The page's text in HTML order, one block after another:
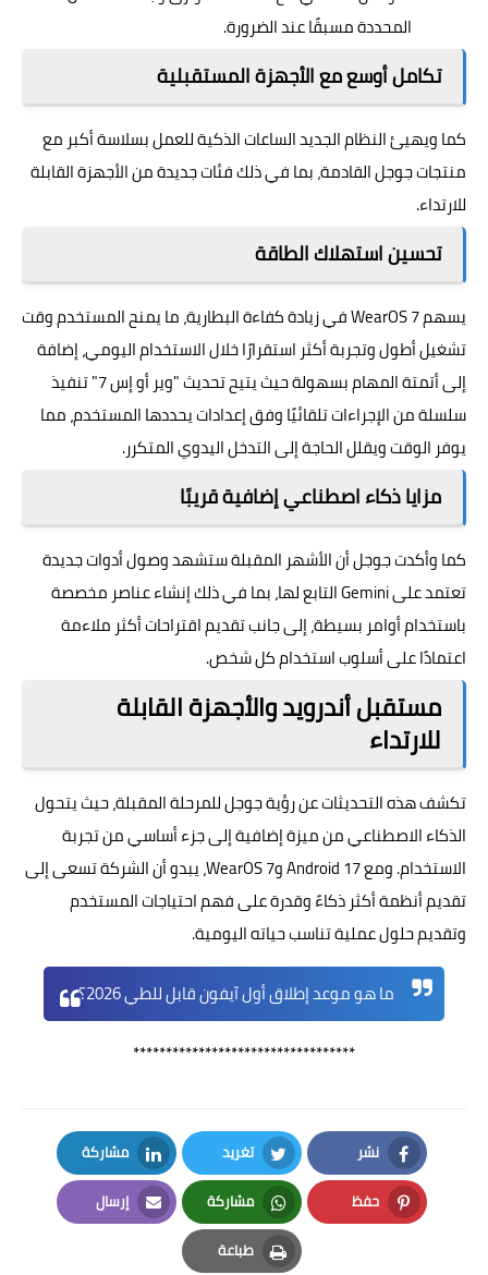
المحددة مسبقًا عند الضرورة.
تكامل أوسع مع الأجهزة المستقبلية
كما ويهيئ النظام الجديد الساعات الذكية للعمل بسلاسة أكبر مع
منتجات جوجل القادمة، بما في ذلك فئات جديدة من الأجهزة القابلة
للارتداء.
تحسين استهلاك الطاقة
يسهم WearOS 7 في زيادة كفاءة البطارية، ما يمنح المستخدم وقت
تشغيل أطول وتجربة أكثر استقرارًا خلال الاستخدام اليومي، إضافة
إلى أتمتة المهام بسهولة حيث يتيح تحديث "وير أو إس 7" تنفيذ
سلسلة من الإجراءات تلقائيًا وفق إعدادات يحددها المستخدم، مما
يوفر الوقت ويقلل الحاجة إلى التدخل اليدوي المتكرر.
مزايا ذكاء اصطناعي إضافية قريبًا
كما وأكدت جوجل أن الأشهر المقبلة ستشهد وصول أدوات جديدة
تعتمد على Gemini التابع لها، بما في ذلك إنشاء عناصر مخصصة
باستخدام أوامر بسيطة، إلى جانب تقديم اقتراحات أكثر ملاءمة
اعتمادًا على أسلوب استخدام كل شخص.
مستقبل أندرويد والأجهزة القابلة
للارتداء
تكشف هذه التحديثات عن رؤية جوجل للمرحلة المقبلة، حيث يتحول
الذكاء الاصطناعي من ميزة إضافية إلى جزء أساسي من تجربة
الاستخدام. ومع Android 17 وWearOS 7، يبدو أن الشركة تسعى إلى
تقديم أنظمة أكثر ذكاءً وقدرة على فهم احتياجات المستخدم
وتقديم حلول عملية تناسب حياته اليومية.
ما هو موعد إطلاق أول آيفون قابل للطي 2026؟
**********************************
نشر
Facebook
تغريد
Twitter
مشاركة
LinkedIn
حفظ
Pinterest
مشاركة
Whatsapp
إرسال
Email
طباعة